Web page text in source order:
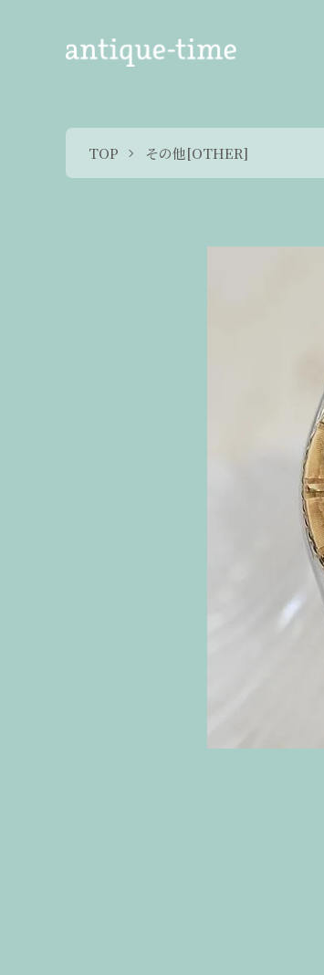
TOP その他[OTHER]